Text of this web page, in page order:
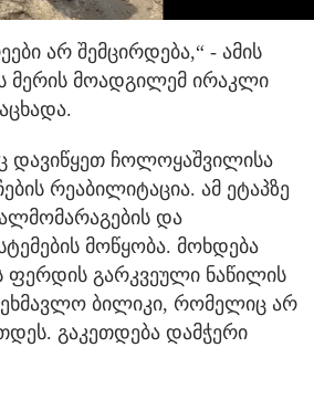
არ შემცირდება,“ - ამის
მერის მოადგილემ ირაკლი
დავიწყეთ ჩოლოყაშვილისა
რეაბილიტაცია. ამ ეტაპზე
და
მოწყობა. მოხდება
ფერდის გარკვეული ნაწილის
ბილიკი, რომელიც არ
გაკეთდება დამჭერი